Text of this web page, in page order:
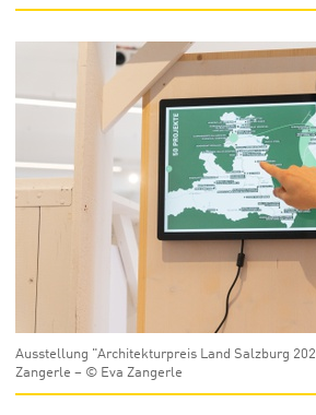
Ausstellung "Architekturpreis Land Salzburg
Zangerle – © Eva Zangerle